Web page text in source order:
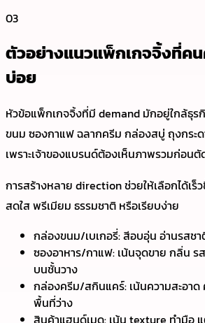
03
ตัวอย่างแนวแพ็กเกจจิ้งที่คน
บ่อย
หัวข้อแพ็กเกจจิ้งที่มี demand มักอยู่ใกล้ธุร
ขนม ซองกาแฟ ฉลากครีม กล่องสบู่ ถุงกระ
เพราะเจ้าของแบรนด์ต้องเห็นภาพรวมก่อน
การสร้างหลาย direction ช่วยให้เลือกได้เร็
สดใส พรีเมียม ธรรมชาติ หรือเรียบง่าย
กล่องขนม/เบเกอรี่: สีอบอุ่น อ่านรสชา
ซองอาหาร/กาแฟ: เน้นจุดขาย กลิ่น ร
บนชั้นวาง
กล่องครีม/สกินแคร์: เน้นความสะอาด
พื้นที่ว่าง
สินค้าแฮนด์เมด: เน้น texture ทำมือ